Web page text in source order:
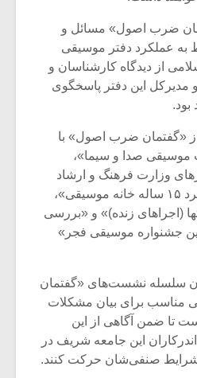
ضرب اصول» مسائل و
عملکرد دفتر موسیقی
از دیدگاه کارشناسان و
این دفتر پاسخگوی
«گفتمان ضرب اصول» با
صدا و سیما»،
وزارت فرهنگ و ارشاد
اسلامی»، «بررسی عملکرد ۱۵ ساله خانه موسیقی»،
(اجراهای زنده)» و «بررسی
جشنواره موسیقی فجر»
سلسله نشست‌های «گفتمان
مناسب برای بیان مشکلات
تا ضمن آگاهی از این
این جامعه شریف در
صنفی‌شان حرکت کنند.